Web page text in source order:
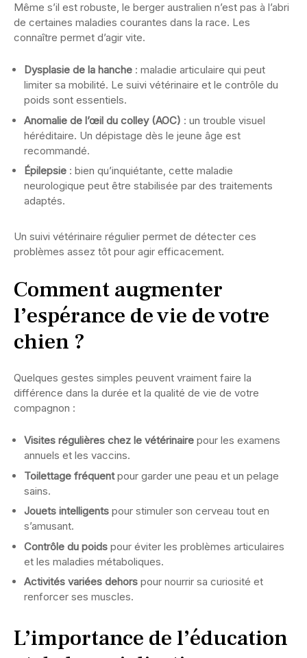
Même s’il est robuste, le berger australien n’est pas à l’abri
de certaines maladies courantes dans la race. Les
connaître permet d’agir vite.
Dysplasie de la hanche : maladie articulaire qui peut
limiter sa mobilité. Le suivi vétérinaire et le contrôle du
poids sont essentiels.
Anomalie de l’œil du colley (AOC) : un trouble visuel
héréditaire. Un dépistage dès le jeune âge est
recommandé.
Épilepsie : bien qu’inquiétante, cette maladie
neurologique peut être stabilisée par des traitements
adaptés.
Un suivi vétérinaire régulier permet de détecter ces
problèmes assez tôt pour agir efficacement.
Comment augmenter
l’espérance de vie de votre
chien ?
Quelques gestes simples peuvent vraiment faire la
différence dans la durée et la qualité de vie de votre
compagnon :
Visites régulières chez le vétérinaire pour les examens
annuels et les vaccins.
Toilettage fréquentpour garder une peau et un pelage
sains.
Jouets intelligents pour stimuler son cerveau tout en
s’amusant.
Contrôle du poids pour éviter les problèmes articulaires
et les maladies métaboliques.
Activités variées dehors pour nourrir sa curiosité et
renforcer ses muscles.
L’importance de l’éducation